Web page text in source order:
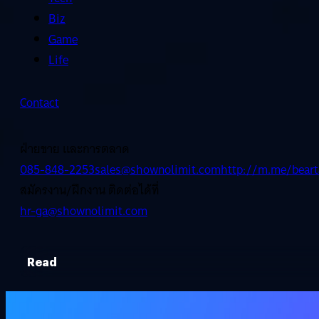
Biz
Game
Life
Contact
ฝ่ายขาย และการตลาด
085-848-2253sales@shownolimit.comhttp://m.me/
สมัครงาน/ฝึกงาน ติดต่อได้ที่
hr-ga@shownolimit.com
Read